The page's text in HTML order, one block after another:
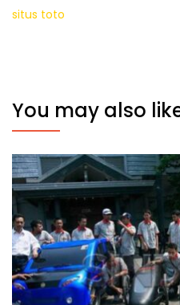
situs toto
You may also